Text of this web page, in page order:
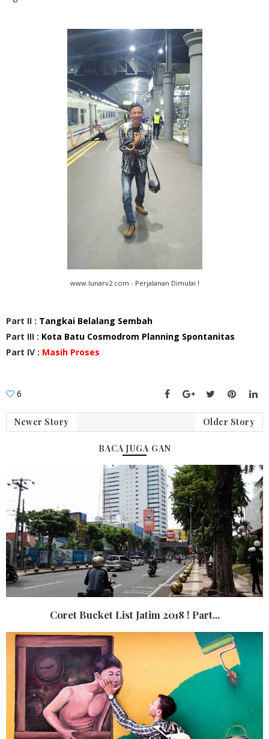
www.lunarv2.com - Perjalanan Dimulai !
Part II : Tangkai Belalang Sembah
Part III : Kota Batu Cosmodrom Planning Spontanitas
Part IV : Masih Proses
6
Newer Story Older Story
BACA JUGA GAN
Coret Bucket List Jatim 2018 ! Part...